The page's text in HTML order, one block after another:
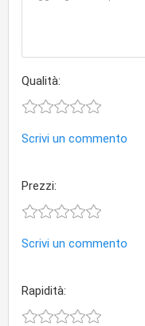
Qualità:
Scrivi un commento
Prezzi:
Scrivi un commento
Rapidità: